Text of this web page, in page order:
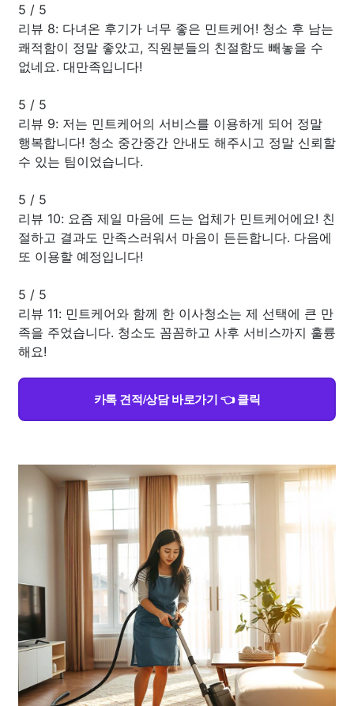
5 / 5
리뷰 8: 다녀온 후기가 너무 좋은 민트케어! 청소 후 남는
쾌적함이 정말 좋았고, 직원분들의 친절함도 빼놓을 수
없네요. 대만족입니다!
5 / 5
리뷰 9: 저는 민트케어의 서비스를 이용하게 되어 정말
행복합니다! 청소 중간중간 안내도 해주시고 정말 신뢰할
수 있는 팀이었습니다.
5 / 5
리뷰 10: 요즘 제일 마음에 드는 업체가 민트케어에요! 친
절하고 결과도 만족스러워서 마음이 든든합니다. 다음에
또 이용할 예정입니다!
5 / 5
리뷰 11: 민트케어와 함께 한 이사청소는 제 선택에 큰 만
족을 주었습니다. 청소도 꼼꼼하고 사후 서비스까지 훌륭
해요!
카톡 견적/상담 바로가기 👈 클릭